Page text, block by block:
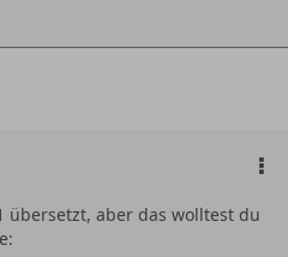
übersetzt, aber das wolltest du